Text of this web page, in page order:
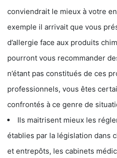
conviendrait le mieux à votre
exemple il arrivait que vous
d’allergie face aux produits
pourront vous recommander
n’étant pas constitués de ces
professionnels, vous êtes
confrontés à ce genre de
Ils maitrisent mieux les
établies par la législation dans
et entrepôts, les cabinets